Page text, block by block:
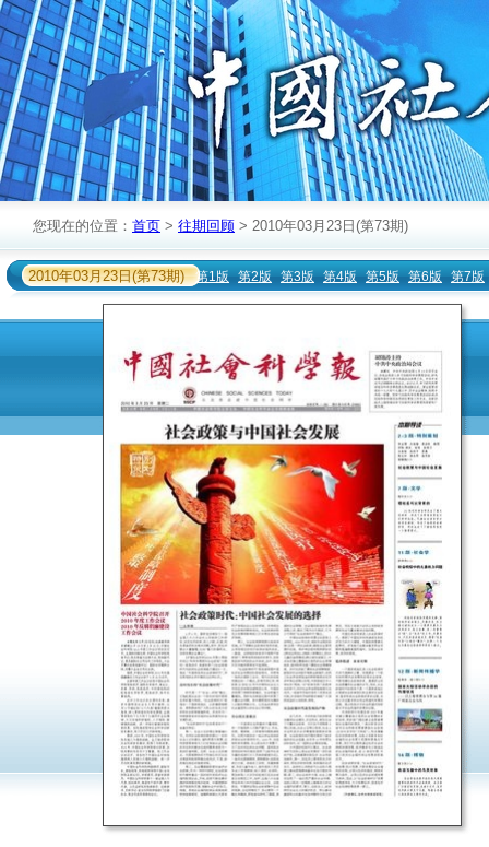
您现在的位置： 首页 > 往期回顾 > 2010年03月23日(第73期)
2010年03月23日(第73期) 第1版 第2版 第3版 第4版 第5版 第6版 第7版